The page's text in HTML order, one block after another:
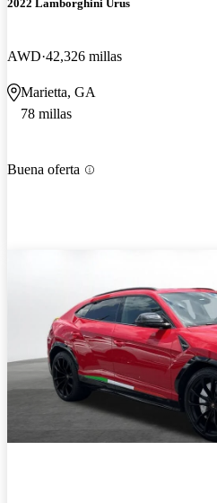
2022 Lamborghini Urus
AWD 42,326 millas
Marietta, GA
78 millas
Buena oferta